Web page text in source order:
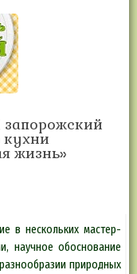
запорожский
жизнь»
в нескольких мастер-
научное обоснование
природных